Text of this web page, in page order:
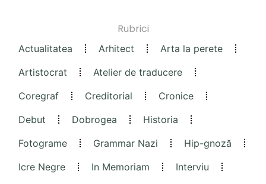
Rubrici
Actualitatea Arhitect
Arta la perete
Artistocrat
Atelier de traducere
Coregraf
Creditorial
Cronice
Debut
Dobrogea
Historia
Fotograme
Grammar Nazi
Hip-gnoză
Icre Negre
In Memoriam
Interviu